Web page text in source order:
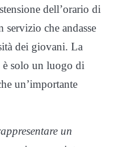
dell’orario di
che andasse
dei giovani. La
è solo un luogo di
un’importante
un